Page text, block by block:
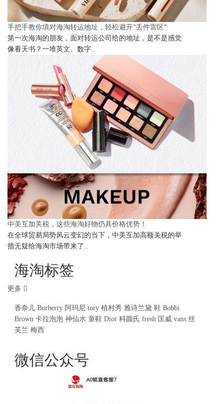
手把手教你填对海淘转运地址，轻松避开“丢件雷区”
第一次海淘的朋友，面对转运公司给的地址，是不是感觉
像看天书？一堆英文、数字..
中美互加关税，这些海淘好物仍具价格优势！
在全球贸易局势风云变幻的当下，中美互加高额关税的举
措无疑给海淘市场带来了..
海淘标签
更多
香奈儿 Burberry 阿玛尼 tory 植村秀 雅诗兰黛 鞋 Bobbi
Brown 卡拉泡泡 神仙水 童鞋 Dior 科颜氏 fresh 匡威 vans 丝
芙兰 梅西
微信公众号